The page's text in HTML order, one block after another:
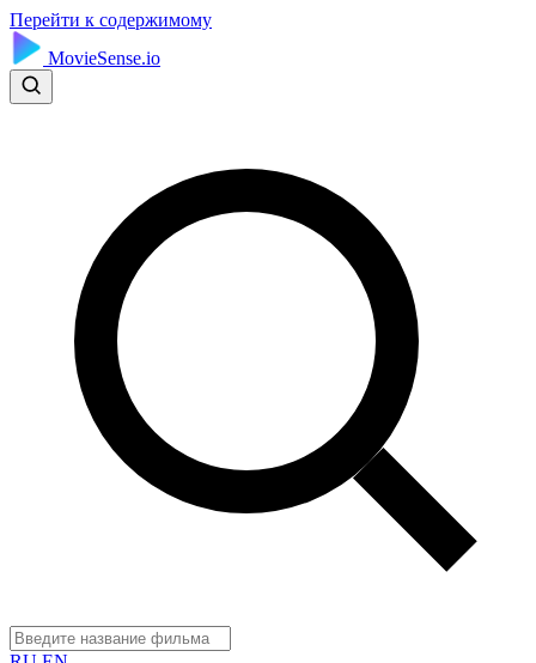
Перейти к содержимому
MovieSense.io